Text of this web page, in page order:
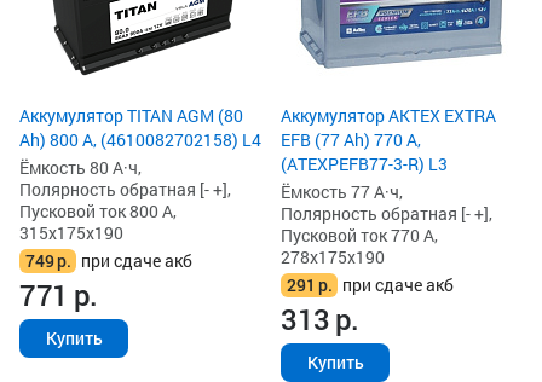
Аккумулятор TITAN AGM (80
Ah) 800 А, (4610082702158) L4
Ёмкость 80 А·ч,
Полярность обратная [- +],
Пусковой ток 800 А,
315x175x190
749р. при сдаче акб
771 р.
Купить
Аккумулятор AKTEX EXTRA
EFB (77 Ah) 770 А,
(ATEXPEFB77-3-R) L3
Ёмкость 77 А·ч,
Полярность обратная [- +],
Пусковой ток 770 А,
278x175x190
291 р. при сдаче акб
313р.
Купить